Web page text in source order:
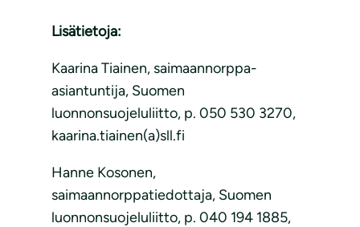
Lisätietoja:
Kaarina Tiainen, saimaannorppa-
asiantuntija, Suomen
luonnonsuojeluliitto, p. 050 530 3270,
kaarina.tiainen(a)sll.fi
Hanne Kosonen,
saimaannorppatiedottaja, Suomen
luonnonsuojeluliitto, p. 040 194 1885,